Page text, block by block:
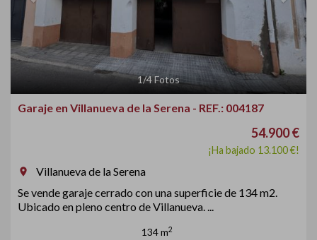
1/4Fotos
Garaje en Villanueva de la Serena - REF.: 004187
54.900 €
¡Ha bajado 13.100 €!
room
Villanueva de la Serena
Se vende garaje cerrado con una superficie de 134 m2.
Ubicado en pleno centro de Villanueva. ...
134 m2